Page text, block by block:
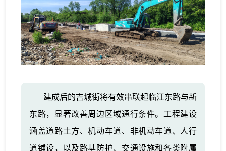
建成后的吉城街将有效串联起临江东路与新
东路，显著改善周边区域通行条件。工程建设
涵盖道路土方、机动车道、非机动车道、人行
道铺设，以及路基防护、交通设施和各类附属